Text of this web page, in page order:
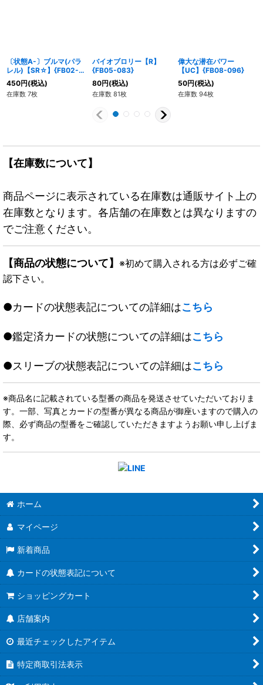
〔状態A-〕ブルマ(パラ
レル)【SR☆】{FB02-
130}
450円(税込)
在庫数 7枚
バイオブロリー【R】
{FB05-083}
80円(税込)
在庫数 81枚
偉大な潜在パワー
【UC】{FB08-096}
50円(税込)
在庫数 94枚
【在庫数について】
商品ページに表示されている在庫数は通販サイト上の
在庫数となります。各店舗の在庫数とは異なりますの
でご注意ください。
【商品の状態について】 ※初めて購入される方は必ずご確
認下さい。
●カードの状態表記についての詳細はこちら
●鑑定済カードの状態についての詳細はこちら
●スリーブの状態表記についての詳細はこちら
※商品名に記載されている型番の商品を発送させていただいておりま
す。一部、写真とカードの型番が異なる商品が御座いますので購入の
際、必ず商品の型番をご確認していただきますようお願い申し上げま
す。
ホーム
マイページ
新着商品
カードの状態表記について
ショッピングカート
店舗案内
最近チェックしたアイテム
特定商取引法表示